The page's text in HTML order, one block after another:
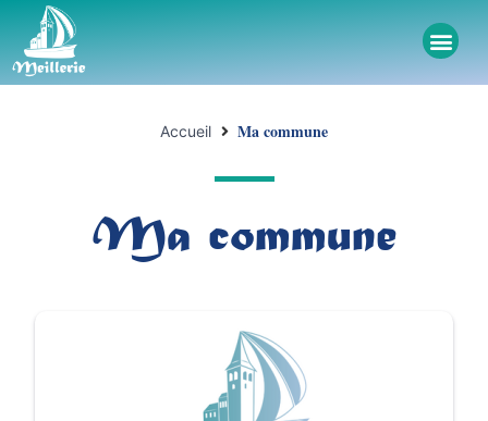
Accueil Ma commune
Ma commune